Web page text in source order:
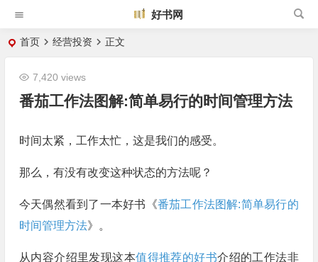
好书网
首页 经营投资 正文
番茄工作法图解:简单易行的时间管理方法
7,420 views
时间太紧，工作太忙，这是我们的感受。
那么，有没有改变这种状态的方法呢？
今天偶然看到了一本好书《番茄工作法图解:简单易行的
时间管理方法》。
从内容介绍里发现这本值得推荐的好书介绍的工作法非